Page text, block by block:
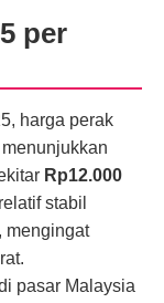
per
harga perak
Rp12.000
stabil
mengingat
pasar Malaysia